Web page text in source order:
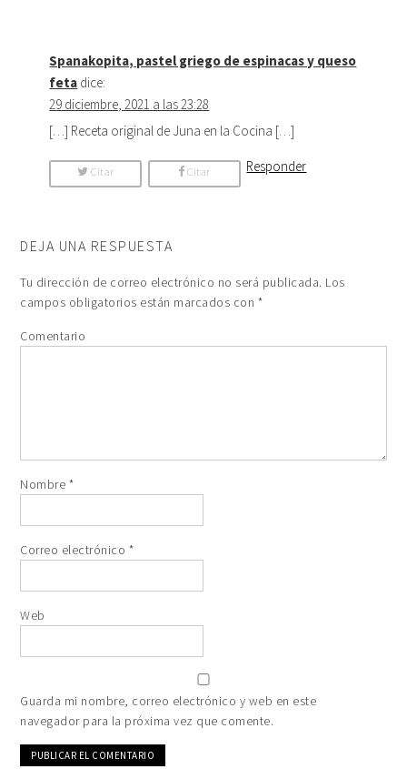
Spanakopita, pastel griego de espinacas y queso
feta dice:
29 diciembre, 2021 a las 23:28
[…] Receta original de Juna en la Cocina […]
Citar
Comentario
Citar
Comentario
Responder
DEJA UNA RESPUESTA
Tu dirección de correo electrónico no será publicada. Los
campos obligatorios están marcados con *
Comentario
Nombre *
Correo electrónico *
Web
Guarda mi nombre, correo electrónico y web en este
navegador para la próxima vez que comente.